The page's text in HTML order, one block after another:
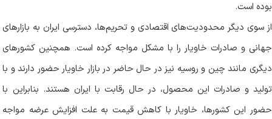
بوده است.
از سوی دیگر محدودیت‌های اقتصادی و تحریم‌ها، دسترسی ایران به بازارهای
جهانی و صادرات خاویار را با مشکل مواجه کرده است. همچنین کشورهای
دیگری مانند چین و روسیه نیز در حال حاضر در بازار خاویار حضور دارند و با
تولید و صادرات این محصول، در حال رقابت با ایران هستند. بنابراین با
حضور این کشورها، خاویار با کاهش قیمت به علت افزایش عرضه مواجه